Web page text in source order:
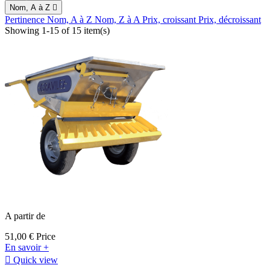
Nom, A à Z 
Pertinence Nom, A à Z Nom, Z à A Prix, croissant Prix, décroissant
Showing 1-15 of 15 item(s)
A partir de
51,00 € Price
En savoir +
 Quick view